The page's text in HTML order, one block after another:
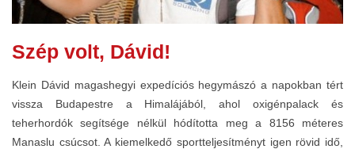
Szép volt, Dávid!
Klein Dávid magashegyi expedíciós hegymászó a napokban tért
vissza Budapestre a Himalájából, ahol oxigénpalack és
teherhordók segítsége nélkül hódította meg a 8156 méteres
Manaslu csúcsot. A kiemelkedő sportteljesítményt igen rövid idő,